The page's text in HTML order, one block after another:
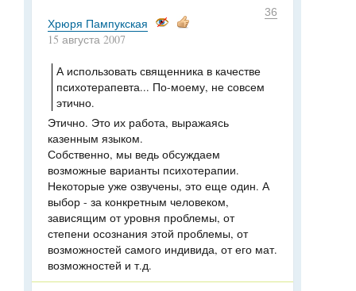
36
Хрюря Пампукская
15 августа 2007
А использовать священника в качестве
психотерапевта... По-моему, не совсем
этично.
Этично. Это их работа, выражаясь
казенным языком.
Собственно, мы ведь обсуждаем
возможные варианты психотерапии.
Некоторые уже озвучены, это еще один. А
выбор - за конкретным человеком,
зависящим от уровня проблемы, от
степени осознания этой проблемы, от
возможностей самого индивида, от его мат.
возможностей и т.д.